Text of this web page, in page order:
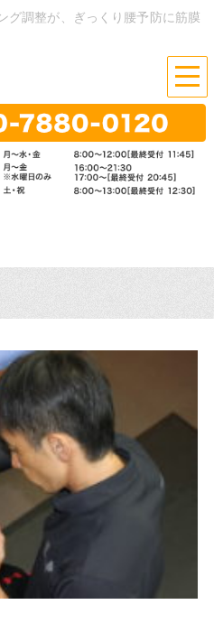
グ調整が、ぎっくり腰予防に筋膜